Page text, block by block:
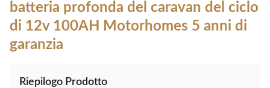
batteria profonda del caravan del ciclo
di 12v 100AH Motorhomes 5 anni di
garanzia
Riepilogo Prodotto